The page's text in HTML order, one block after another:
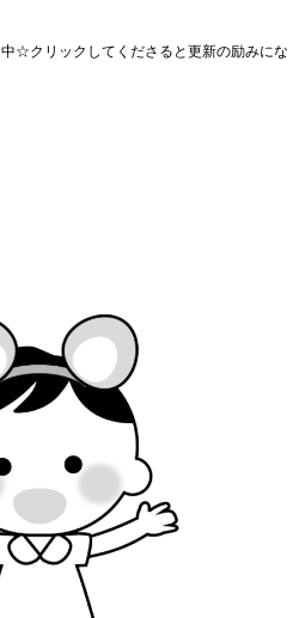
☆クリックしてくださると更新の励みにな